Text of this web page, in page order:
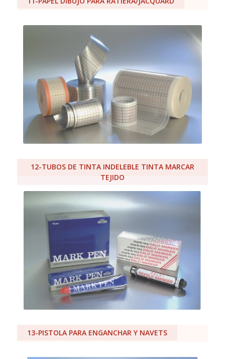
12-TUBOS DE TINTA INDELEBLE TINTA MARCAR
TEJIDO
13-PISTOLA PARA ENGANCHAR Y NAVETS